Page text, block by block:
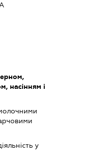
насінням і
у